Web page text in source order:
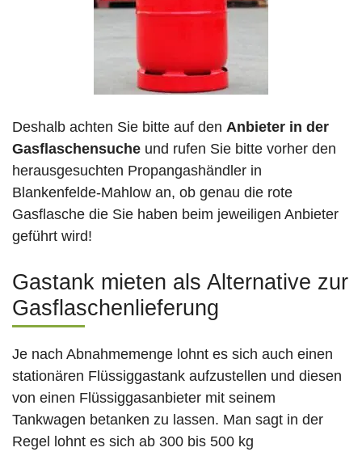
Deshalb achten Sie bitte auf den Anbieter in der
Gasflaschensuche und rufen Sie bitte vorher den
herausgesuchten Propangashändler in
Blankenfelde-Mahlow an, ob genau die rote
Gasflasche die Sie haben beim jeweiligen Anbieter
geführt wird!
Gastank mieten als Alternative zur
Gasflaschenlieferung
Je nach Abnahmemenge lohnt es sich auch einen
stationären Flüssiggastank aufzustellen und diesen
von einen Flüssiggasanbieter mit seinem
Tankwagen betanken zu lassen. Man sagt in der
Regel lohnt es sich ab 300 bis 500 kg